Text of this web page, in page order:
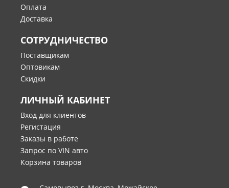
Оплата
Доставка
СОТРУДНИЧЕСТВО
Поставщикам
Оптовикам
Скидки
ЛИЧНЫЙ КАБИНЕТ
Вход для клиентов
Регистация
Заказы в работе
Запрос по VIN авто
Корзина товаров